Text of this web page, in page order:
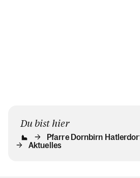
Du bist hier
Pfarre Dornbirn
Aktuelles